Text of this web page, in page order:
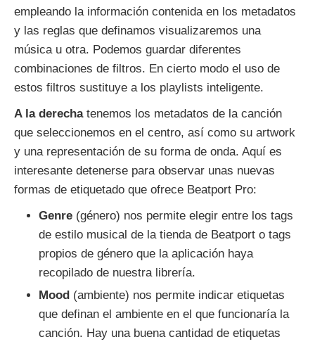
empleando la información contenida en los metadatos
y las reglas que definamos visualizaremos una
música u otra. Podemos guardar diferentes
combinaciones de filtros. En cierto modo el uso de
estos filtros sustituye a los playlists inteligente.
A la derechatenemos los metadatos de la canción
que seleccionemos en el centro, así como su artwork
y una representación de su forma de onda. Aquí es
interesante detenerse para observar unas nuevas
formas de etiquetado que ofrece Beatport Pro:
Genre (género) nos permite elegir entre los tags
de estilo musical de la tienda de Beatport o tags
propios de género que la aplicación haya
recopilado de nuestra librería.
Mood (ambiente) nos permite indicar etiquetas
que definan el ambiente en el que funcionaría la
canción. Hay una buena cantidad de etiquetas